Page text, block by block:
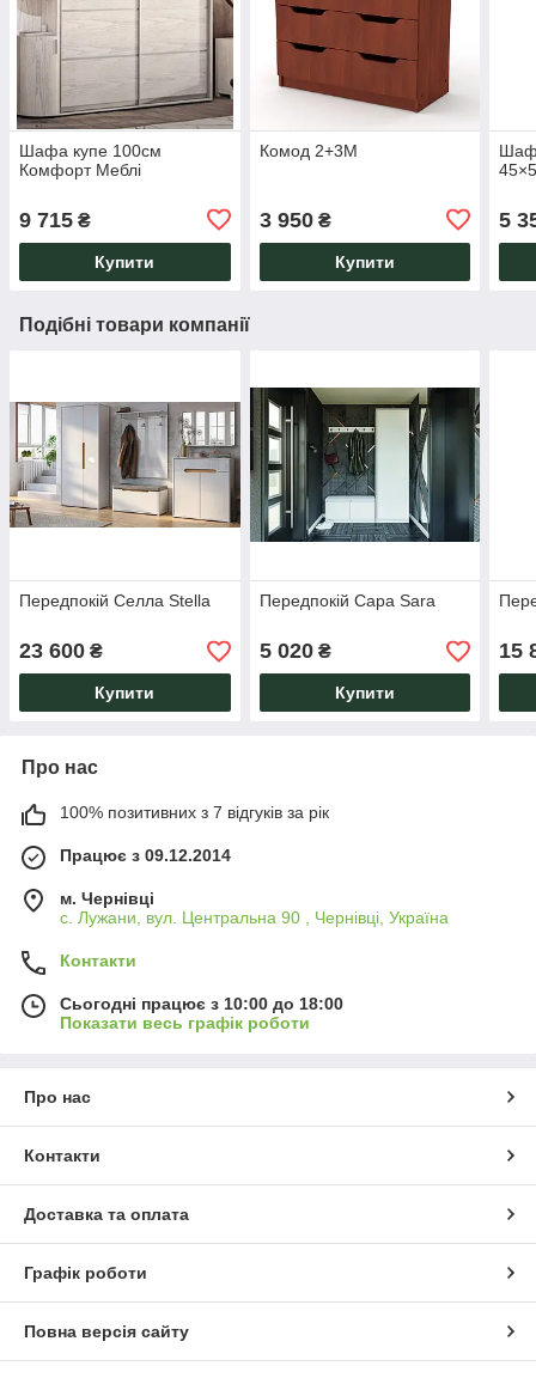
Шафа купе 100см
Комфорт Меблі
9 715 ₴
Купити
Комод 2+3М
3 950₴
Купити
5
Подібні товари компанії
Передпокій Селла Stella
23 600 ₴
Купити
Передпокій Сара Sara
5 020₴
Купити
15
Про нас
100% позитивних з 7 відгуків за рік
Працює з 09.12.2014
м. Чернівці
с. Лужани, вул. Центральна 90 , Чернівці, Україна
Контакти
Сьогодні працює з 10:00 до 18:00
Показати весь графік роботи
Про нас
Контакти
Доставка та оплата
Графік роботи
Повна версія сайту